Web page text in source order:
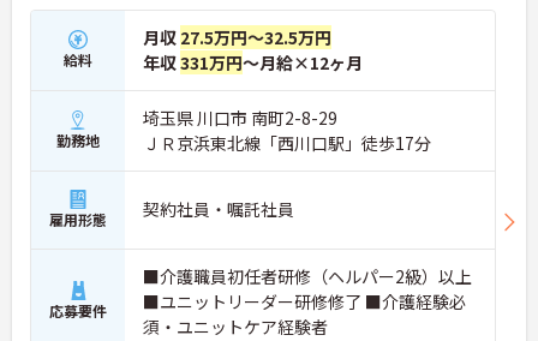
給料
月収 27.5万円～32.5万円
年収331万円～月給×12ヶ月
勤務地
埼玉県 川口市 南町2-8-29
ＪＲ京浜東北線「西川口駅」徒歩17分
雇用形態 契約社員・嘱託社員
応募要件
■介護職員初任者研修（ヘルパー2級）以上
■ユニットリーダー研修修了 ■介護経験必
須・ユニットケア経験者